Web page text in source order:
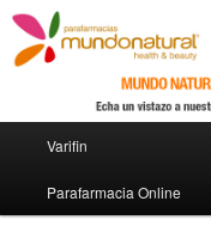
Ir al contenido principal
Varifin
Parafarmacia Online